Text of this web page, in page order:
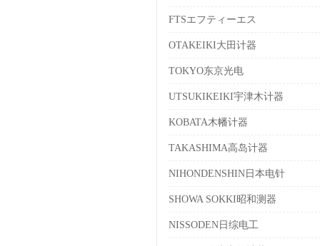
FTSエフティーエス
OTAKEIKI大田计器
TOKYO东京光电
UTSUKIKEIKI宇津木计器
KOBATA木幡计器
TAKASHIMA高岛计器
NIHONDENSHIN日本电针
SHOWA SOKKI昭和测器
NISSODEN日综电工